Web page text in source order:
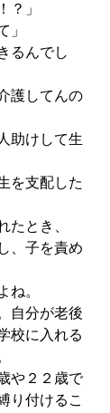
？」
」
るんでし
護してんの
助けして生
を支配した
とき、
、子を責め
ね。
自分が老後
校に入れる
や２２歳で
り付けるこ